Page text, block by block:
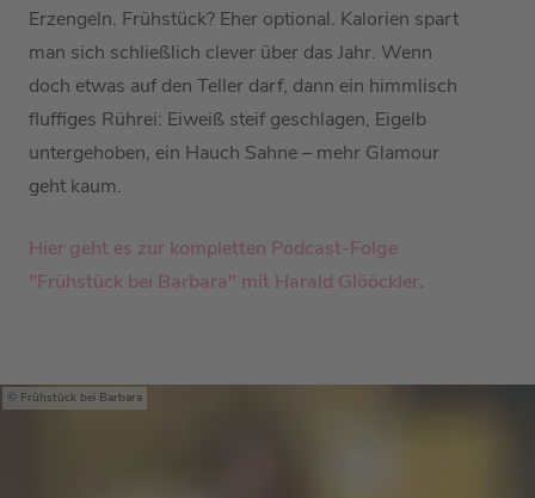
Erzengeln. Frühstück? Eher optional. Kalorien spart
man sich schließlich clever über das Jahr. Wenn
doch etwas auf den Teller darf, dann ein himmlisch
fluffiges Rührei: Eiweiß steif geschlagen, Eigelb
untergehoben, ein Hauch Sahne – mehr Glamour
geht kaum.
Hier geht es zur kompletten Podcast-Folge
"Frühstück bei Barbara" mit Harald Glööckler.
Frühstück bei Barbara